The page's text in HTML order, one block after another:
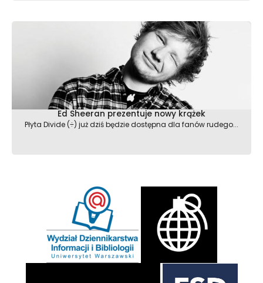
Ed Sheeran prezentuje nowy krążek
Płyta Divide (÷) już dziś będzie dostępna dla fanów rudego...